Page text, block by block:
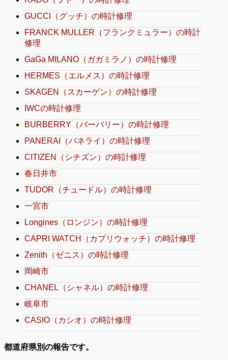
GUCCI（グッチ）の時計修理
FRANCK MULLER（フランクミュラー）の時計
修理
GaGa MILANO（ガガミラノ）の時計修理
HERMES（エルメス）の時計修理
SKAGEN（スカーゲン）の時計修理
IWCの時計修理
BURBERRY（バーバリー）の時計修理
PANERAI（パネライ）の時計修理
CITIZEN（シチズン）の時計修理
春日井市
TUDOR（チュードル）の時計修理
一宮市
Longines（ロンジン）の時計修理
CAPRI WATCH（カプリウォッチ）の時計修理
Zenith（ゼニス）の時計修理
岡崎市
CHANEL（シャネル）の時計修理
岐阜市
CASIO（カシオ）の時計修理
都道府県別の報告です。